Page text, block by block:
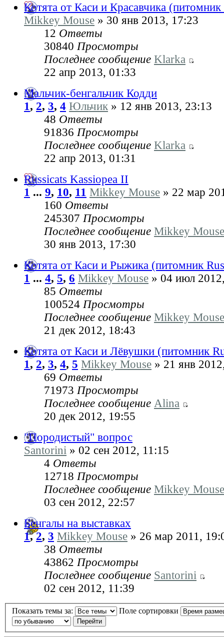
Котята от Каси и Красавчика (питомник
Mikkey Mouse » 30 янв 2013, 17:23
12 Ответы
30840 Просмотры
Последнее сообщение Klarka
22 апр 2013, 01:33
Мальчик-бенгальчик Кодди
1, 2, 3, 4 Юльчик » 12 янв 2013, 23:13
48 Ответы
91836 Просмотры
Последнее сообщение Klarka
22 апр 2013, 01:31
Russicats Kassiopea II
1 ... 9, 10, 11 Mikkey Mouse » 22 мар
160 Ответы
245307 Просмотры
Последнее сообщение Mikkey Mouse
30 янв 2013, 17:30
Котята от Каси и Рыжика (питомник
1 ... 4, 5, 6 Mikkey Mouse » 04 июл
85 Ответы
100524 Просмотры
Последнее сообщение Mikkey Mouse
21 дек 2012, 18:43
Котята от Каси и Лёвушки (питомник
1, 2, 3, 4, 5 Mikkey Mouse » 21 янв
69 Ответы
71973 Просмотры
Последнее сообщение Alina
20 дек 2012, 19:55
"Породистый" вопрос
Santorini » 02 сен 2012, 11:15
4 Ответы
12718 Просмотры
Последнее сообщение Mikkey Mouse
03 сен 2012, 22:57
Бенгалы на выставках
1,2, 3 Mikkey Mouse » 26 мар 2011,
38 Ответы
43862 Просмотры
Последнее сообщение Santorini
02 сен 2012, 11:39
Показать темы за: Поле сортировки